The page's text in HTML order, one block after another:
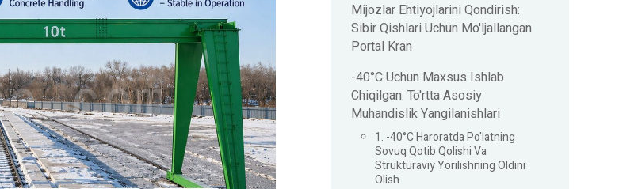
Mijozlar Ehtiyojlarini Qondirish:
Sibir Qishlari Uchun Mo'ljallangan
Portal Kran
-40°C Uchun Maxsus Ishlab
Chiqilgan: To'rtta Asosiy
Muhandislik Yangilanishlari
1. -40°C Haroratda Po'latning
Sovuq Qotib Qolishi Va
Strukturaviy Yorilishning Oldini
Olish